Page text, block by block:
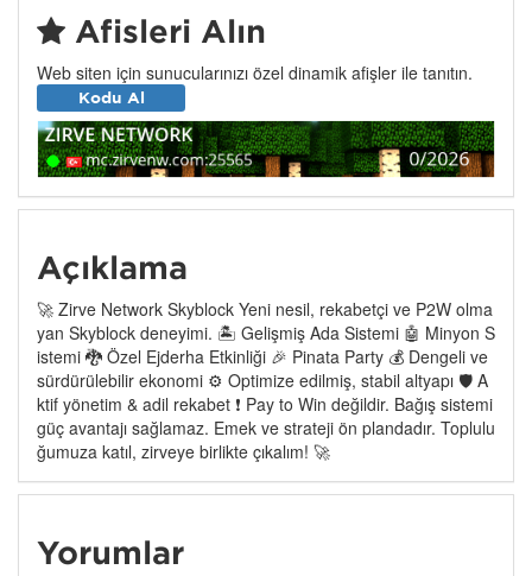
Afişleri Alın
Web siten için sunucularınızı özel dinamik afişler ile tanıtın.
Kodu Al
Açıklama
🚀 Zirve Network Skyblock Yeni nesil, rekabetçi ve P2W olma
yan Skyblock deneyimi. 🏝️ Gelişmiş Ada Sistemi 🤖 Minyon S
istemi 🐉 Özel Ejderha Etkinliği 🎉 Pinata Party 💰 Dengeli ve
sürdürülebilir ekonomi ⚙️ Optimize edilmiş, stabil altyapı 🛡️ A
ktif yönetim & adil rekabet ❗ Pay to Win değildir. Bağış sistemi
güç avantajı sağlamaz. Emek ve strateji ön plandadır. Toplulu
ğumuza katıl, zirveye birlikte çıkalım! 🚀
Yorumlar